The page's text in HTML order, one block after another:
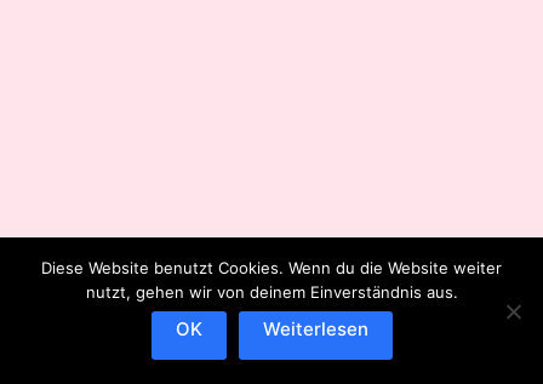
Diese Website benutzt Cookies. Wenn du die Website weiter
nutzt, gehen wir von deinem Einverständnis aus.
OK Weiterlesen